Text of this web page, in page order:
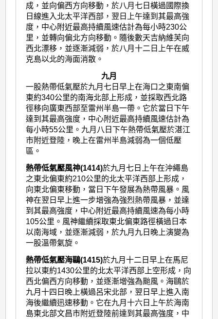
成，並向偏西方向移動，於八月七日橫過國際換
日線進入北太平洋西部，翌日上午達到其最高強
度，中心附近最高持續風速估計為每小時230公
里，並轉向偏北方向移動。隨後數天吉納維芙向
西北漂移，並逐漸減弱，於八月十二日上午在威
克島以北的海面消散。
九月
一股熱帶低氣壓於九月七日早上在海口之東南偏
東約340公里的南海北部上形成，並採取西北路
徑移向廣東西部至雷州半島一帶。它於當日下午
達到其最高強度，中心附近最高持續風速估計為
每小時55公里。九月八日下午熱帶低氣壓於湛江
市附近登陸，晚上在雷州半島減弱為一個低壓
區。
熱帶低氣壓風神(1414)於九月七日上午在沖繩島
之東北偏東約210公里的北太平洋西部上形成，
向東北偏東移動，當日下午發展為熱帶風暴。風
神在翌日早上進一步增強為強烈熱帶風暴，並達
到其最高強度，中心附近最高持續風速為每小時
105公里。風神繼續採取東北偏東路徑橫過日本
以南海域，並逐漸減弱，於九月九日晚上演變為
一股溫帶氣旋。
熱帶低氣壓海鷗(1415)於九月十二日早上在馬尼
拉以東約1430公里的北太平洋西部上空形成，向
西北偏西方向移動，並逐漸增強為颱風。海鷗於
九月十四日晚上橫過呂宋北部，翌日早上進入南
海後繼續迅速移動。它在九月十六日上午於海南
島東北部文昌市附近登陸前達到其最高強度，中